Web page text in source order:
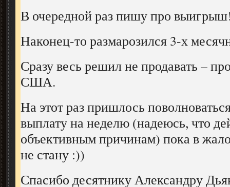
В очередной раз пишу про
Наконец-то размарозился 3-х
Сразу весь решил не продавать –
США.
На этот раз пришлось
выплату на неделю (надеюсь, что
объективным причинам) пока в
не стану :))
Спасибо десятнику Александру